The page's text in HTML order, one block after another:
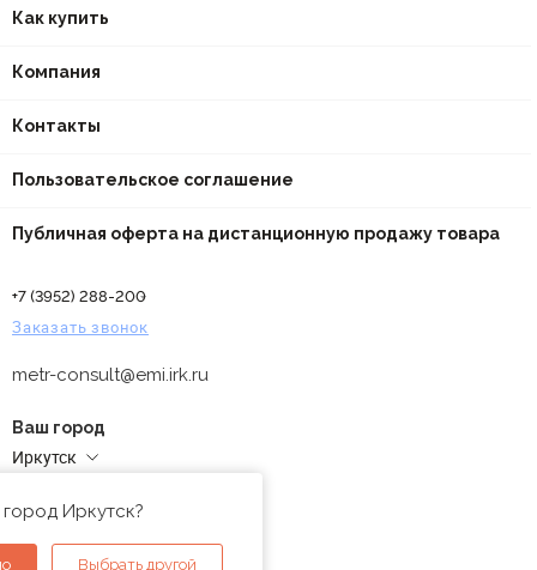
Как купить
Компания
Контакты
Пользовательское соглашение
Публичная оферта на дистанционную продажу товара
+7 (3952) 288-200
Заказать звонок
metr-consult@emi.irk.ru
Ваш город
Иркутск
Иркутск?
Выбрать другой